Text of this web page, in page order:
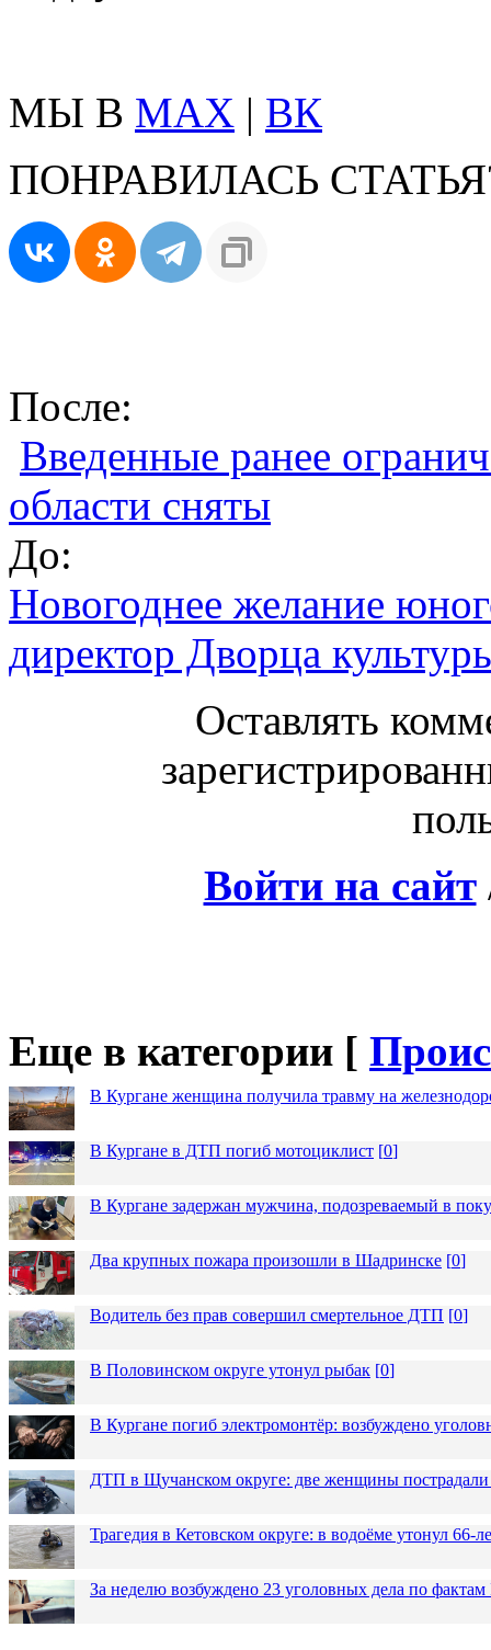
МЫ В MAX | ВК
ПОНРАВИЛАСЬ
После:
Введенные ранее
области сняты
До:
Новогоднее желание
директор Дворца
Оставлять
Войти на сайт
Еще в категории [
В Кургане женщина получила травму на
В Кургане в ДТП погиб мотоциклист [0]
В Кургане задержан мужчина, подозреваемый в
Два крупных пожара произошли в Шадринске [0]
Водитель без прав совершил смертельное ДТП [0]
В Половинском округе утонул рыбак [0]
В Кургане погиб электромонтёр: возбуждено
ДТП в Щучанском округе: две женщины пострадали
Трагедия в Кетовском округе: в водоёме утонул 66-
За неделю возбуждено 23 уголовных дела по